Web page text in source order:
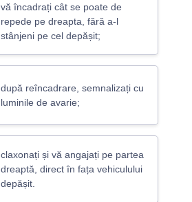
vă încadrați cât se poate de
repede pe dreapta, fără a-l
stânjeni pe cel depășit;
după reîncadrare, semnalizați cu
luminile de avarie;
claxonați și vă angajați pe partea
dreaptă, direct în fața vehiculului
depășit.